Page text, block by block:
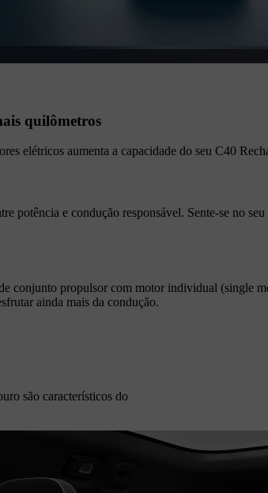
quilômetros
elétricos aumenta a capacidade do seu C40
potência e condução responsável. Sente-se no
conjunto propulsor com motor individual (single
ainda mais da condução.
são característicos do